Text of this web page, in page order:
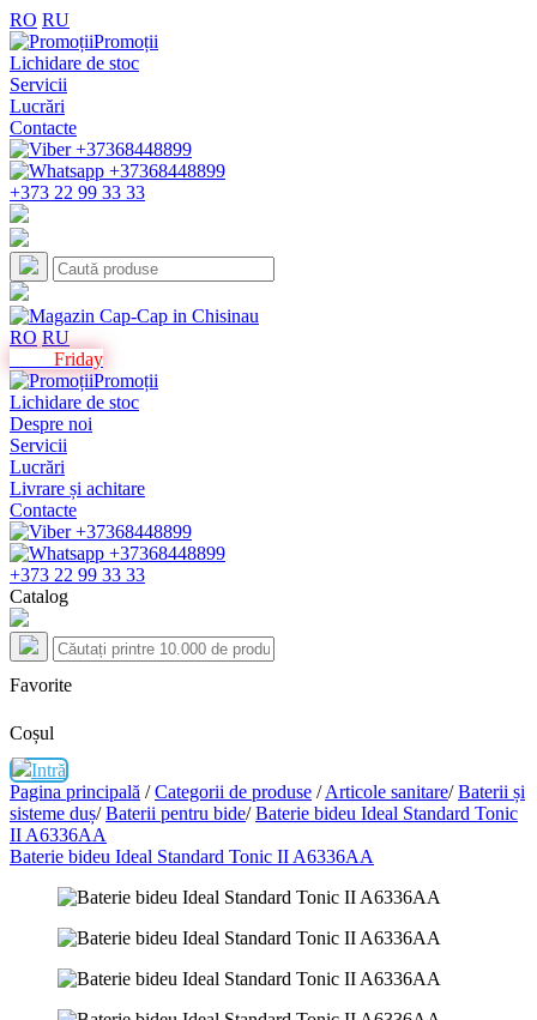
RO RU
Promoții
Lichidare de stoc
Servicii
Lucrări
Contacte
+373 22 99 33 33
RO RU
Friday
Promoții
Lichidare de stoc
Despre noi
Servicii
Lucrări
Livrare și achitare
Contacte
+373 22 99 33 33
Catalog
Favorite
Coșul
Intră
Pagina principală / Categorii de produse / Articole sanitare/ Baterii și
sisteme duș/ Baterii pentru bide/ Baterie bideu Ideal Standard Tonic
II A6336AA
Baterie bideu Ideal Standard Tonic II A6336AA